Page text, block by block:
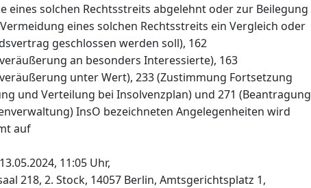
eines solchen Rechtsstreits abgelehnt oder zur Beilegung
eines solchen Rechtsstreits ein Vergleich oder
geschlossen werden soll), 162
an besonders Interessierte), 163
unter Wert), 233 (Zustimmung Fortsetzung
und Verteilung bei Insolvenzplan) und 271 (Beantragung
InsO bezeichneten Angelegenheiten wird
auf
11:05 Uhr,
218, 2. Stock, 14057 Berlin, Amtsgerichtsplatz 1,